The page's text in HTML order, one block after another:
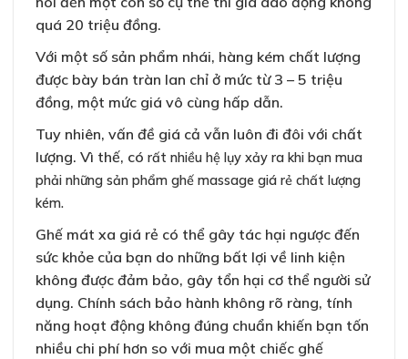
quá 20 triệu đồng.
Với một số sản phẩm nhái, hàng kém chất lượng
được bày bán tràn lan chỉ ở mức từ 3 – 5 triệu
đồng, một mức giá vô cùng hấp dẫn.
Tuy nhiên, vấn đề giá cả vẫn luôn đi đôi với chất
lượng. Vì thế, có rất nhiều hệ lụy xảy ra khi bạn mua
phải những sản phẩm ghế massage giá rẻ chất lượng
kém.
Ghế mát xa giá rẻ có thể gây tác hại ngược đến
sức khỏe của bạn do những bất lợi về linh kiện
không được đảm bảo, gây tổn hại cơ thể người sử
dụng. Chính sách bảo hành không rõ ràng, tính
năng hoạt động không đúng chuẩn khiến bạn tốn
nhiều chi phí hơn so với mua một chiếc ghế